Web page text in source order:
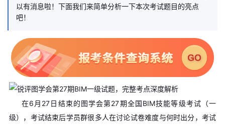
以有消息啦！下面我们来简单分析一下本次考试题目的亮点
吧！
在6月27日结束的图学会第27期全国BIM技能等级考试（一
级），考试结束后学员群很多人在讨论试卷难度与何时出分，考试